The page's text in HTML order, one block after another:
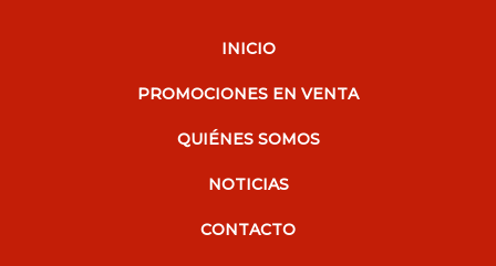
INICIO
PROMOCIONES EN VENTA
QUIÉNES SOMOS
NOTICIAS
CONTACTO